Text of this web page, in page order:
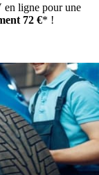
en ligne pour une
72 €* !